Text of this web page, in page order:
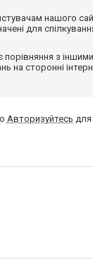
нашого
для
з
на сторонні
Авторизуйтесь для